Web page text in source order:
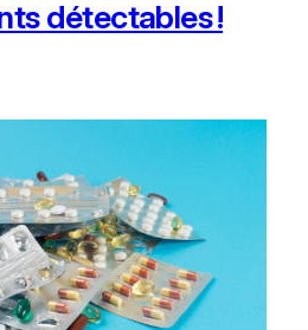
détectables !